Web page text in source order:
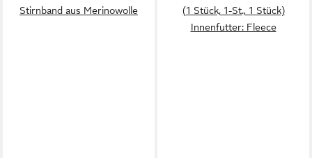
Stirnband aus Merinowolle
(1 Stück, 1-St., 1 Stück)
Innenfutter: Fleece